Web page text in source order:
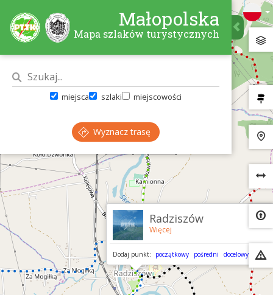
Radziszów
Więcej
Dodaj punkt: początkowy pośredni docelowy
Małopolska
Mapa szlaków turystycznych
miejsca szlaki miejscowości
Wyznacz trasę